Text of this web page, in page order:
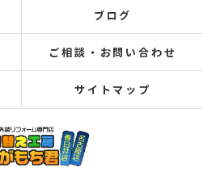
ブログ
ご相談・お問い合わせ
サイトマップ